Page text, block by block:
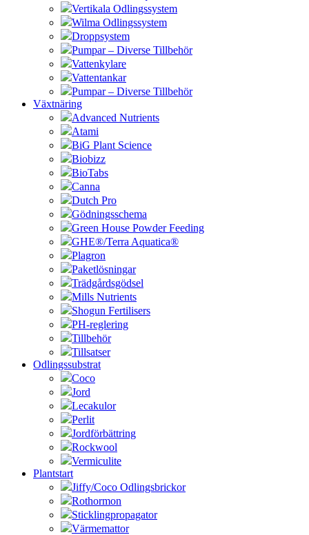
Vertikala Odlingssystem
Wilma Odlingssystem
Droppsystem
Pumpar – Diverse Tillbehör
Vattenkylare
Vattentankar
Pumpar – Diverse Tillbehör
Växtnäring
Advanced Nutrients
Atami
BiG Plant Science
Biobizz
BioTabs
Canna
Dutch Pro
Gödningsschema
Green House Powder Feeding
GHE®/Terra Aquatica®
Plagron
Paketlösningar
Trädgårdsgödsel
Mills Nutrients
Shogun Fertilisers
PH-reglering
Tillbehör
Tillsatser
Odlingssubstrat
Coco
Jord
Lecakulor
Perlit
Jordförbättring
Rockwool
Vermiculite
Plantstart
Jiffy/Coco Odlingsbrickor
Rothormon
Sticklingpropagator
Värmemattor